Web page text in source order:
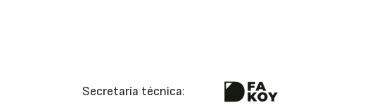
Secretaría técnica: